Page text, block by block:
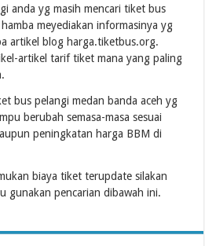
anda yg masih mencari tiket bus
meyediakan informasinya yg
artikel blog harga.tiketbus.org.
artikel tarif tiket mana yang paling
bus pelangi medan banda aceh yg
berubah semasa-masa sesuai
peningkatan harga BBM di
biaya tiket terupdate silakan
gunakan pencarian dibawah ini.